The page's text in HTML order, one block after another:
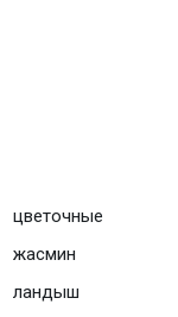
цветочные
жасмин
ландыш